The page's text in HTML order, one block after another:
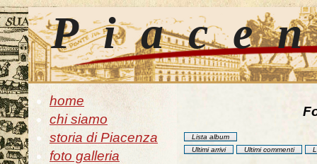
home
chi siamo
storia di Piacenza
foto galleria
Lista album
Ultimi arrivi
Ultimi commenti